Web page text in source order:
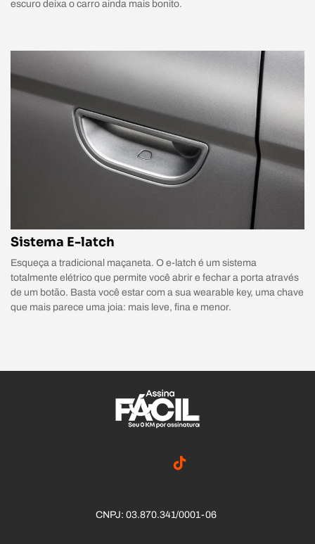
escuro deixa o carro ainda mais bonito.
Sistema E-latch
Esqueça a tradicional maçaneta. O e-latch é um sistema
totalmente elétrico que permite você abrir e fechar a porta através
de um botão. Basta você estar com a sua wearable key, uma chave
que mais parece uma joia: mais leve, fina e menor.
CNPJ: 03.870.341/0001-06